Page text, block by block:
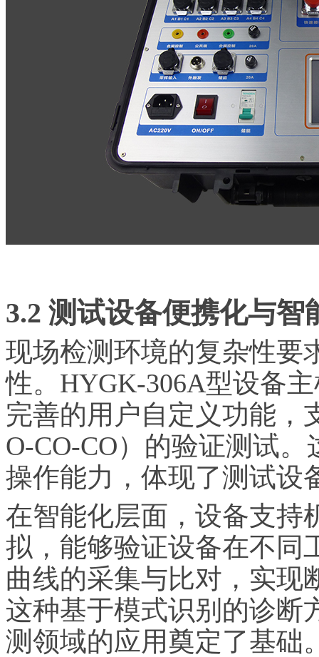
3.2 测试设备便携化与智
现场检测环境的复杂性要
性。HYGK-306A型设备
完善的用户自定义功能，
O-CO-CO）的验证测试
操作能力，体现了测试设
在智能化层面，设备支持
拟，能够验证设备在不同
曲线的采集与比对，实现
这种基于模式识别的诊断
测领域的应用奠定了基础